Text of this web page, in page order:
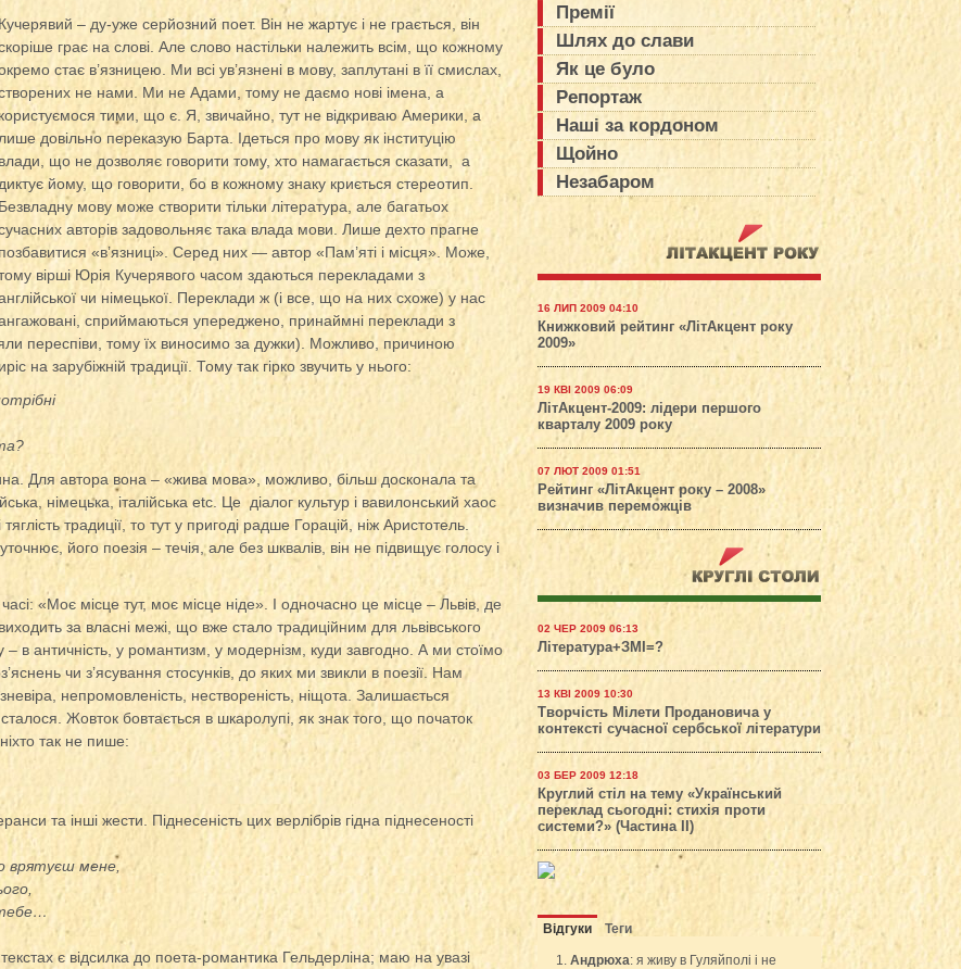
Кучерявий – ду-уже серйозний поет. Він не жартує і не грається, він
грає на слові. Але слово настільки належить всім, що кожному
стає в’язницею. Ми всі ув’язнені в мову, заплутані в її смислах,
не нами. Ми не Адами, тому не даємо нові імена, а
користуємося тими, що є. Я, звичайно, тут не відкриваю Америки, а
лише довільно переказую Барта. Ідеться про мову як інституцію
що не дозволяє говорити тому, хто намагається сказати, а
диктує йому, що говорити, бо в кожному знаку криється стереотип.
Безвладну мову може створити тільки література, але багатьох
авторів задовольняє така влада мови. Лише дехто прагне
позбавитися «в’язниці». Серед них — автор «Пам’яті і місця». Може,
вірші Юрія Кучерявого часом здаються перекладами з
чи німецької. Переклади ж (і все, що на них схоже) у нас
сприймаються упереджено, принаймні переклади з
переспіви, тому їх виносимо за дужки). Можливо, причиною
на зарубіжній традиції. Тому так гірко звучить у нього:
Для автора вона – «жива мова», можливо, більш досконала та
німецька, італійська etc. Це діалог культур і вавилонський хаос
традиції, то тут у пригоді радше Горацій, ніж Аристотель.
його поезія – течія, але без шквалів, він не підвищує голосу і
«Моє місце тут, моє місце ніде». І одночасно це місце – Львів, де
за власні межі, що вже стало традиційним для львівського
– в античність, у романтизм, у модернізм, куди завгодно. А ми стоїмо
чи з’ясування стосунків, до яких ми звикли в поезії. Нам
непромовленість, нествореність, ніщота. Залишається
Жовток бовтається в шкаролупі, як знак того, що початок
так не пише:
та інші жести. Піднесеність цих верлібрів гідна піднесеності
врятуєш мене,
є відсилка до поета-романтика Гельдерліна; маю на увазі
Премії
Шлях до слави
Як це було
Репортаж
Наші за кордоном
Щойно
Незабаром
16 ЛИП 2009 04:10
Книжковий рейтинг «ЛітАкцент року
2009»
19 КВІ 2009 06:09
ЛітАкцент-2009: лідери першого
кварталу 2009 року
07 ЛЮТ 2009 01:51
Рейтинг «ЛітАкцент року – 2008»
визначив переможців
02 ЧЕР 2009 06:13
Література+ЗМІ=?
13 КВІ 2009 10:30
Творчість Мілети Продановича у
контексті сучасної сербської літератури
03 БЕР 2009 12:18
Круглий стіл на тему «Український
переклад сьогодні: стихія проти
системи?» (Частина ІІ)
Відгуки Теги
Андрюха: я живу в Гуляйполі і не